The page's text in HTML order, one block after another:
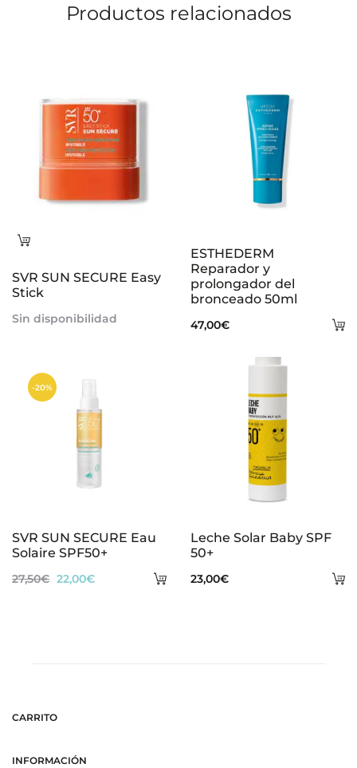
Productos relacionados
Leer
SVR SUN SECURE Easy
Stick
Sin disponibilidad
ESTHEDERM
Reparador y
prolongador del
bronceado 50ml
47,00€
-20%
Añadir
SVR SUN SECURE Eau
Solaire SPF50+
27,50€ El
22,00€El
Leche Solar Baby SPF
50+
23,00€
CARRITO
INFORMACIÓN